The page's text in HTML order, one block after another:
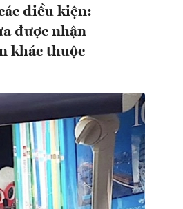
điều kiện:
được nhận
khác thuộc